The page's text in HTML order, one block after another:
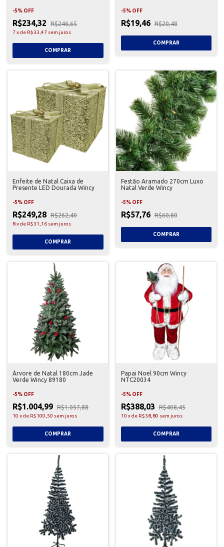
-5% OFF
R$234,32 R$246,65
7xde R$33,47 sem juros
-5% OFF
R$19,46 R$20,48
Enfeite de Natal Caixa de
Presente LED Dourada Wincy
-5% OFF
R$249,28 R$262,40
8xde R$31,16 sem juros
Festão Aramado 270cm Luxo
Natal Verde Wincy
-5% OFF
R$57,76 R$60,80
Árvore de Natal 180cm Jade
Verde Wincy 89180
-5% OFF
R$1.004,99 R$1.057,88
10 xde R$100,50 sem juros
Papai Noel 90cm Wincy
NTC20034
-5% OFF
R$388,03 R$408,45
10 xde R$38,80 sem juros